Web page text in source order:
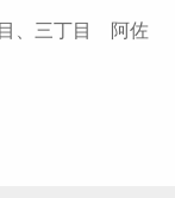
、三丁目 阿佐